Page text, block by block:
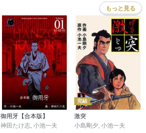
もっと見る
御用牙【合本版】
神田たけ志, 小池一夫
完結
激突
小島剛夕, 小池一夫